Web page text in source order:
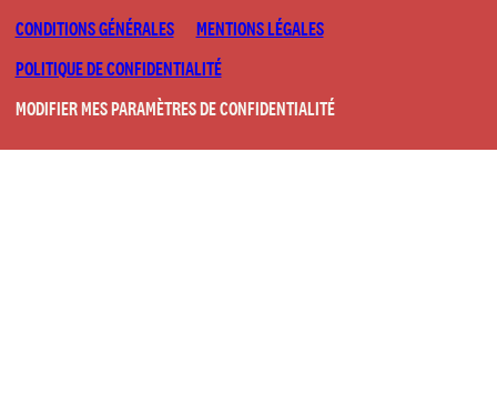
CONDITIONS GÉNÉRALES
MENTIONS LÉGALES
POLITIQUE DE CONFIDENTIALITÉ
MODIFIER MES PARAMÈTRES DE CONFIDENTIALITÉ